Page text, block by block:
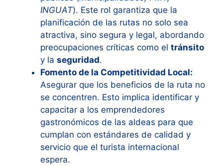
INGUAT). Este rol garantiza que la
planificación de las rutas no solo sea
atractiva, sino segura y legal, abordando
preocupaciones críticas como el tránsito
y la seguridad.
Fomento de la Competitividad Local:
Asegurar que los beneficios de la ruta no
se concentren. Esto implica identificar y
capacitar a los emprendedores
gastronómicos de las aldeas para que
cumplan con estándares de calidad y
servicio que el turista internacional
espera.